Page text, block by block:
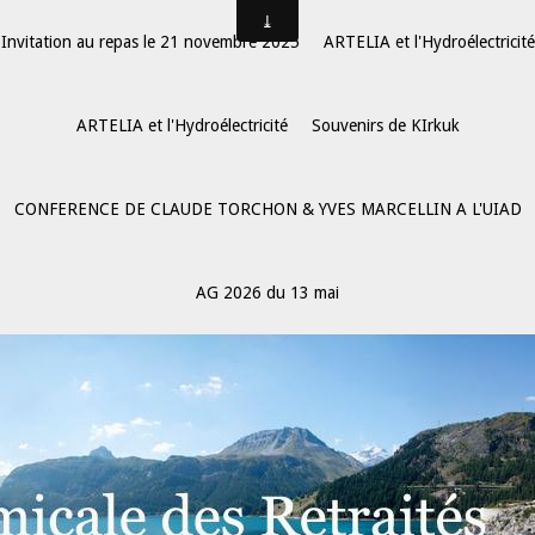
Invitation au repas le 21 novembre 2025 ARTELIA et l'Hydroélectricité
ARTELIA et l'Hydroélectricité Souvenirs de KIrkuk
CONFERENCE DE CLAUDE TORCHON & YVES MARCELLIN A L'UIAD
AG 2026 du 13 mai